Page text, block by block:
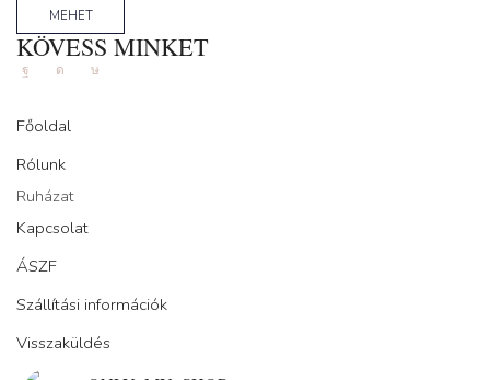
MEHET
KÖVESS MINKET
FacebookInstagram
Tik-
Főoldal
Rólunk
Ruházat
Kapcsolat
ÁSZF
Szállítási információk
Visszaküldés